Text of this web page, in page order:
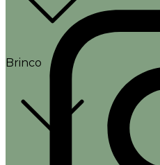
Brinco